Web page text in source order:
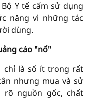
Y tế cấm sử dụng
năng vì những tác
dùng.
cáo "nổ"
chỉ là số ít trong rất
nhưng mua và sử
rõ nguồn gốc, chất